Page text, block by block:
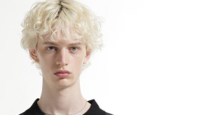
單，「大哥付你分期」於每月結算日後寄送繳費提
後，可選擇「超商條碼／台灣大直營門市／銀行轉
MONEY」等通路繳費。
大股份有限公司」（以下簡稱本公司）所提供，讓
本服務購買商品或服務，並由商店將買賣／分期付款
司後，依約使用本公司帳單繳交帳款。
結帳流程】
AFTEE先享後付」後，將跳轉至「AFTEE先享後付」
並確認金額後，即可完成結帳。
您將收到繳費通知簡訊。
後14天內，點擊此簡訊中的連結，可透過四大超商／
元方式進行付款，方視為交易完成。
成當下不需立刻繳費，但若您需要取消訂單，請聯絡
商家同意取消之訂單仍視為有效，需透過AFTEE先享
含以上)免運費
含以上)免運費